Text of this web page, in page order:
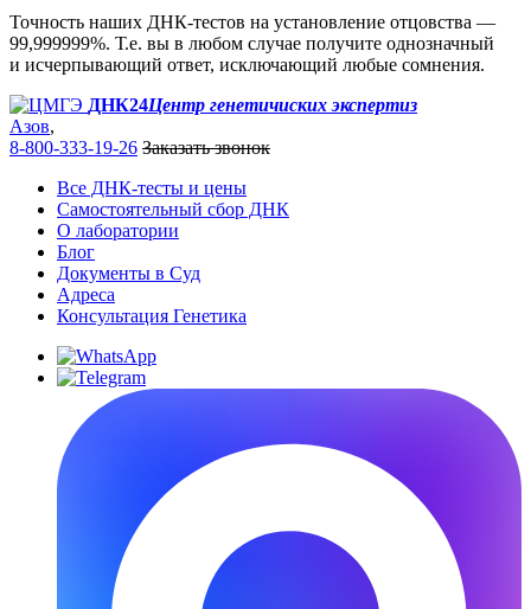
Точность наших ДНК-тестов на установление отцовства —
99,999999%. Т.е. вы в любом случае получите однозначный
и исчерпывающий ответ, исключающий любые сомнения.
ДНК24Центр генетичиских экспертиз
Азов,
8-800-333-19-26 Заказать звонок
Все ДНК-тесты и цены
Самостоятельный сбор ДНК
О лаборатории
Блог
Документы в Суд
Адреса
Консультация Генетика